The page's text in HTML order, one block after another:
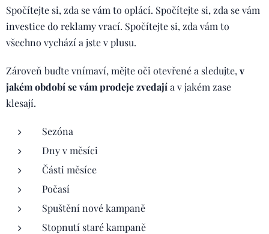
Spočítejte si, zda se vám to oplácí. Spočítejte si, zda se vám
investice do reklamy vrací. Spočítejte si, zda vám to
všechno vychází a jste v plusu.
Zároveň buďte vnímaví, mějte oči otevřené a sledujte, v
jakém období se vám prodeje zvedajía v jakém zase
klesají.
Sezóna
Dny v měsíci
Části měsíce
Počasí
Spuštění nové kampaně
Stopnutí staré kampaně